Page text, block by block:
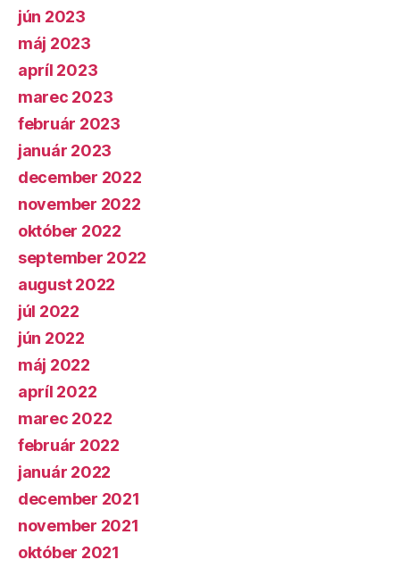
jún 2023
máj 2023
apríl 2023
marec 2023
február 2023
január 2023
december 2022
november 2022
október 2022
september 2022
august 2022
júl 2022
jún 2022
máj 2022
apríl 2022
marec 2022
február 2022
január 2022
december 2021
november 2021
október 2021